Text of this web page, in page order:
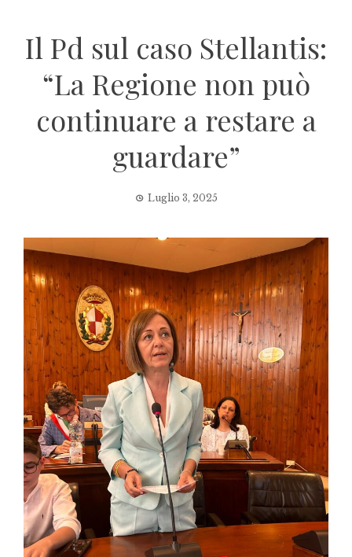
Il Pd sul caso Stellantis:
“La Regione non può
continuare a restare a
guardare”
Luglio 3, 2025